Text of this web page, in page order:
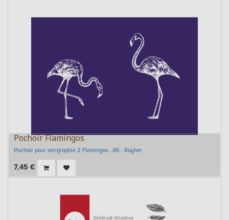
Pochoir Flamingos
Pochoir pour sérigraphie 2 Flamingos - A5 - Rayher
7,45 €